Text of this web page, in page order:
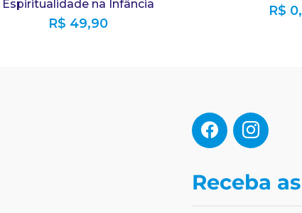
Espiritualidade na Infância
R$ 49,90
R$
Receba